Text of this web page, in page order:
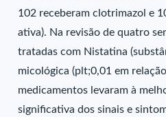
102 receberam clotrimazol e
ativa). Na revisão de quatro
tratadas com Nistatina
micológica (plt;0,01 em
medicamentos levaram à
significativa dos sinais e